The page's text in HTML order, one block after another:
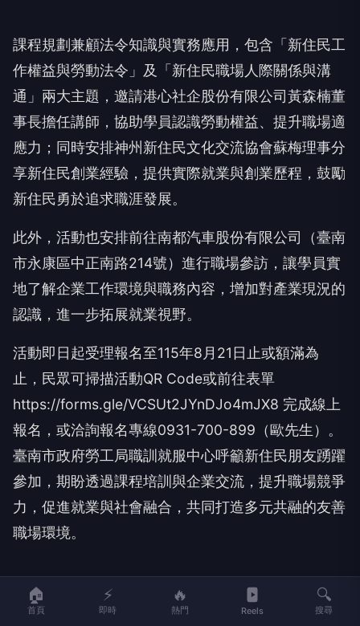
課程規劃兼顧法令知識與實務應用，包含「新住民工
作權益與勞動法令」及「新住民職場人際關係與溝
通」兩大主題，邀請港心社企股份有限公司黃森楠董
事長擔任講師，協助學員認識勞動權益、提升職場適
應力；同時安排神州新住民文化交流協會蘇梅理事分
享新住民創業經驗，提供實際就業與創業歷程，鼓勵
新住民勇於追求職涯發展。
此外，活動也安排前往南都汽車股份有限公司（臺南
市永康區中正南路214號）進行職場參訪，讓學員實
地了解企業工作環境與職務內容，增加對產業現況的
認識，進一步拓展就業視野。
活動即日起受理報名至115年8月21日止或額滿為
止，民眾可掃描活動QR Code或前往表單
https://forms.gle/VCSUt2JYnDJo4mJX8 完成線上
報名，或洽詢報名專線0931-700-899（歐先生）。
臺南市政府勞工局職訓就服中心呼籲新住民朋友踴躍
參加，期盼透過課程培訓與企業交流，提升職場競爭
力，促進就業與社會融合，共同打造多元共融的友善
職場環境。
🏠
首頁
⚡
即時
🔥
熱門 Reels
🔍
搜尋